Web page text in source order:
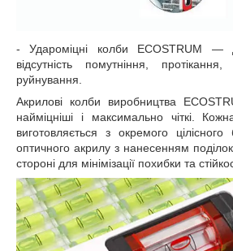
- Удароміцні колби ECOSTRUM —
відсутність помутніння,
руйнування.
Акрилові колби виробництва
найміцніші і максимально чіткі.
виготовляється з окремого цілісного
оптичного акрилу з нанесенням
стороні для мінімізації похибки та